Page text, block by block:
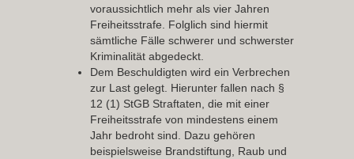
voraussichtlich mehr als vier Jahren
Freiheitsstrafe. Folglich sind hiermit
sämtliche Fälle schwerer und schwerster
Kriminalität abgedeckt.
Dem Beschuldigten wird ein Verbrechen
zur Last gelegt. Hierunter fallen nach §
12 (1) StGB Straftaten, die mit einer
Freiheitsstrafe von mindestens einem
Jahr bedroht sind. Dazu gehören
beispielsweise Brandstiftung, Raub und